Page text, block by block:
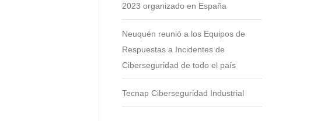
2023 organizado en España
Neuquén reunió a los Equipos de
Respuestas a Incidentes de
Ciberseguridad de todo el país
Tecnap Ciberseguridad Industrial